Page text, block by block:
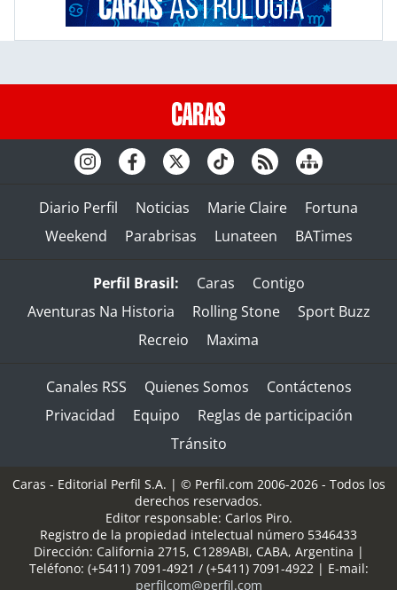
Diario Perfil Noticias Marie Claire
Fortuna
Weekend
Parabrisas Lunateen BATimes
Perfil Brasil: Caras
Contigo
Aventuras Na Historia
Rolling Stone
Sport Buzz
Recreio
Maxima
Canales RSS Quienes Somos
Contáctenos
Privacidad
Equipo
Reglas de participación
Tránsito
Caras - Editorial Perfil S.A. | © Perfil.com 2006-2026 - Todos los
derechos reservados.
Editor responsable: Carlos Piro.
Registro de la propiedad intelectual número 5346433
Dirección: California 2715, C1289ABI, CABA, Argentina |
Teléfono: (+5411) 7091-4921 / (+5411) 7091-4922| E-mail:
perfilcom@perfil.com